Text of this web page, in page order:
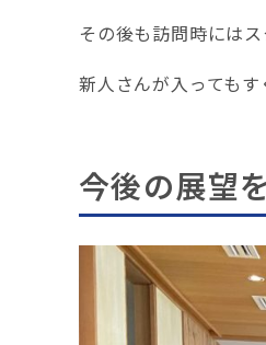
その後も訪問時には
新人さんが入ってもす
今後の展望